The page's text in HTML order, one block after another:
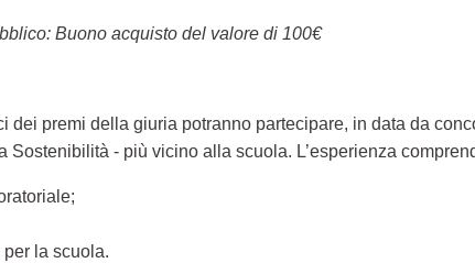
Buono acquisto del valore di 100€
dei premi della giuria potranno partecipare, in data da
Sostenibilità - più vicino alla scuola. L’esperienza
la scuola.